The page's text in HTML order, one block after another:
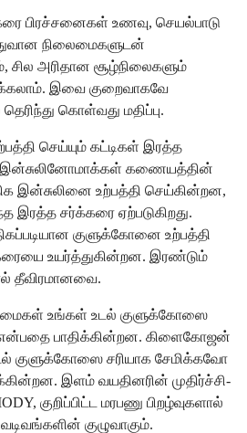
பிரச்சனைகள் உணவு, செயல்பாடு
நிலைமைகளுடன்
அரிதான சூழ்நிலைகளும்
இவை குறைவாகவே
கொள்வது மதிப்பு.
செய்யும் கட்டிகள் இரத்த
இன்சுலினோமாக்கள் கணையத்தின்
இன்சுலினை உற்பத்தி செய்கின்றன,
சர்க்கரை ஏற்படுகிறது.
குளுக்கோனை உற்பத்தி
உயர்த்துகின்றன. இரண்டும்
தீவிரமானவை.
உங்கள் உடல் குளுக்கோஸை
என்பதை பாதிக்கின்றன. கிளைகோஜன்
குளுக்கோஸை சரியாக சேமிக்கவோ
இளம் வயதினரின் முதிர்ச்சி-
குறிப்பிட்ட மரபணு பிறழ்வுகளால்
குழுவாகும்.